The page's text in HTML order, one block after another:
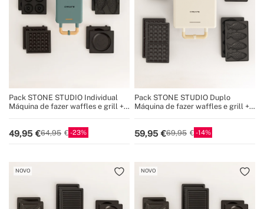
Pack STONE STUDIO Individual
Máquina de fazer waffles e grill +
49,95 64,95 23
Pack STONE STUDIO Duplo
Máquina de fazer waffles e grill +
59,95 69,95 14
NOVO NOVO